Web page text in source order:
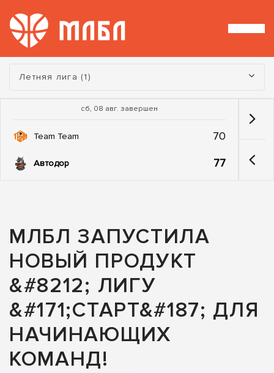
Турнир:
Летняя лига (1)
сб, 08 авг. завершен
Team Team 70
Автодор 77
МЛБЛ ЗАПУСТИЛА
НОВЫЙ ПРОДУКТ
&#8212; ЛИГУ
&#171;СТАРТ&#187; ДЛЯ
НАЧИНАЮЩИХ
КОМАНД!